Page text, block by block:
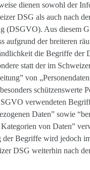
die­nen sowohl der
DSG als auch nach
(DSGVO). Aus die­sem
auf­grund der brei­te­ren
die Begrif­fe der
statt der im
von
schüt­zens­wer­te
ver­wen­de­ten
Daten” sowie
Kate­go­rien von Daten”
der Begrif­fe wird jedoch
DSG wei­ter­hin nach